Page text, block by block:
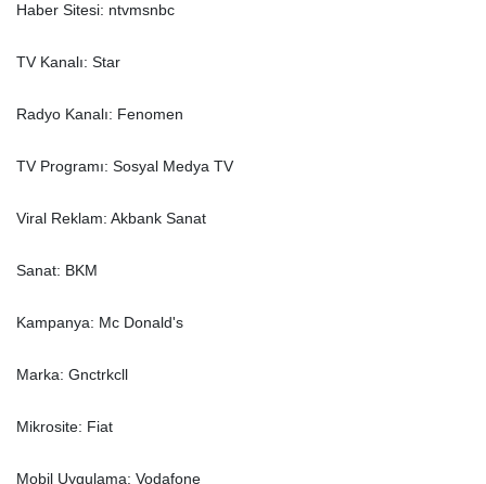
Haber Sitesi: ntvmsnbc
TV Kanalı: Star
Radyo Kanalı: Fenomen
TV Programı: Sosyal Medya TV
Viral Reklam: Akbank Sanat
Sanat: BKM
Kampanya: Mc Donald's
Marka: Gnctrkcll
Mikrosite: Fiat
Mobil Uygulama: Vodafone